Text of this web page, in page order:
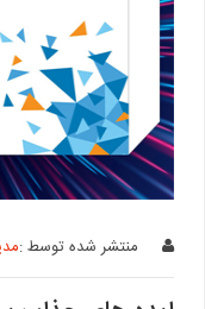
منتشر شده توسط :